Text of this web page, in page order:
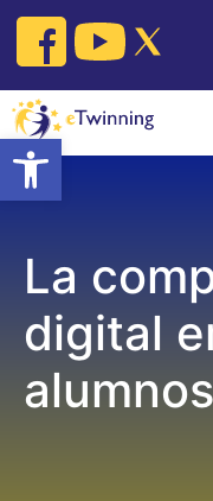
Open toolbar
Skip
content
La
digital
alumnos